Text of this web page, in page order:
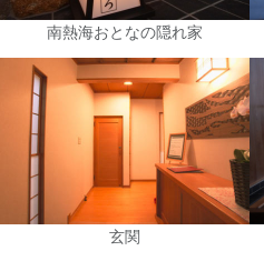
南熱海おとなの隠れ家
玄関